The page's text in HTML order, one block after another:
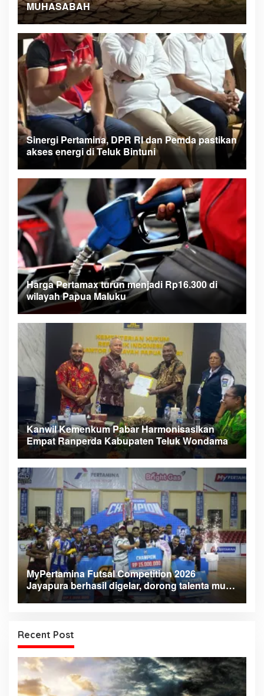
MUHASABAH
Sinergi Pertamina, DPR RI dan Pemda pastikan
akses energi di Teluk Bintuni
Harga Pertamax turun menjadi Rp16.300 di
wilayah Papua Maluku
Kanwil Kemenkum Pabar Harmonisasikan
Empat Ranperda Kabupaten Teluk Wondama
MyPertamina Futsal Competition 2026
Jayapura berhasil digelar, dorong talenta muda
berprestasi
Recent Post